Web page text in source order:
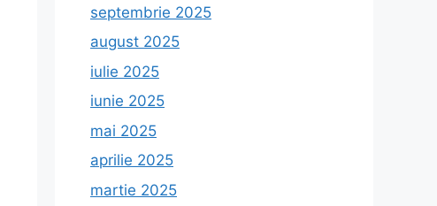
septembrie 2025
august 2025
iulie 2025
iunie 2025
mai 2025
aprilie 2025
martie 2025